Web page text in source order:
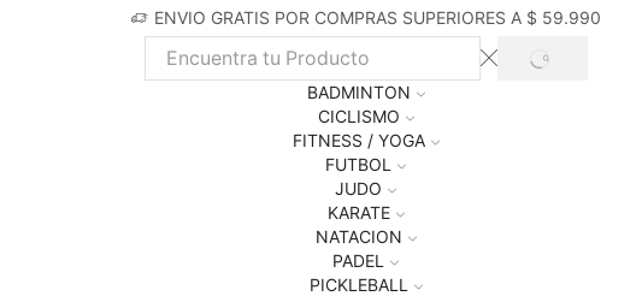
ENVIO GRATIS POR COMPRAS SUPERIORES A $ 59.990
BADMINTON
CICLISMO
FITNESS / YOGA
FUTBOL
JUDO
KARATE
NATACION
PADEL
PICKLEBALL